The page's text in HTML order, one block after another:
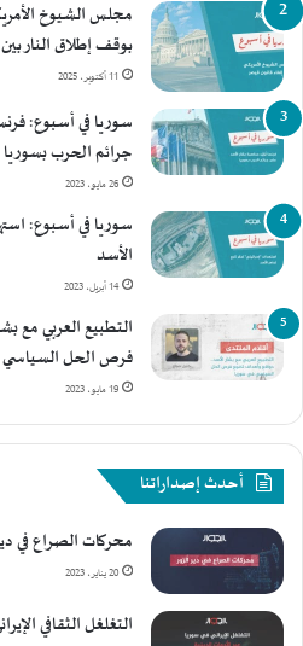
مجلس الشيوخ
بوقف إطلاق النار
11 أكتوبر، 2025
سوريا في أسبوع:
جرائم الحرب بسوريا
26 مايو، 2023
سوريا في أسبوع:
الأسد
14 أبريل، 2023
التطبيع العربي مع
فرص الحل السياسي
19 مايو، 2023
أحدث إصداراتنا
محركات الصراع في
20 يناير، 2023
التغلغل الثقافي